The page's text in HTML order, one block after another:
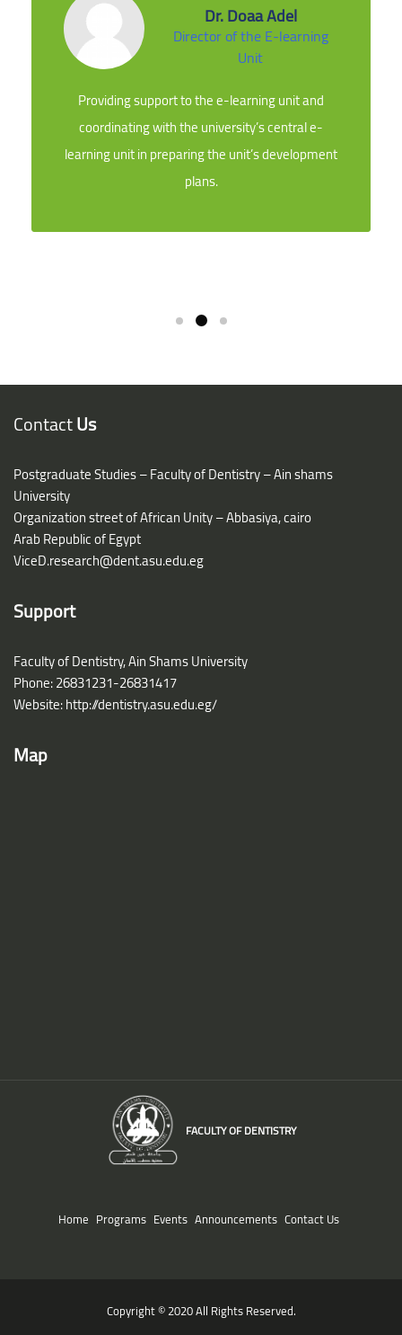
Dr. Doaa Adel
Director of the E-learning
Unit
Providing support to the e-learning unit and
coordinating with the university’s central e-
learning unit in preparing the unit’s development
plans.
ContactUs
Postgraduate Studies – Faculty of Dentistry – Ain shams
University
Organization street of African Unity – Abbasiya, cairo
Arab Republic of Egypt
ViceD.research@dent.asu.edu.eg
Support
Faculty of Dentistry, Ain Shams University
Phone: 26831231-26831417
Website: http://dentistry.asu.edu.eg/
Map
FACULTY OF DENTISTRY
Home Programs Events Announcements Contact Us
Copyright © 2020 All Rights Reserved.